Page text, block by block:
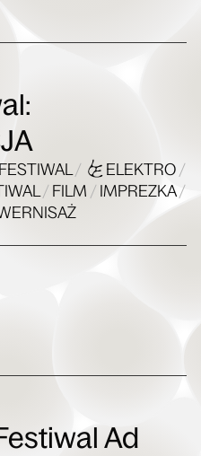
/ ELEKTRO /
/ FILM / IMPREZKA/
Ad